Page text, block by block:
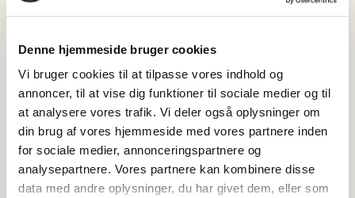
Denne hjemmeside bruger cookies
Vi bruger cookies til at tilpasse vores indhold og
annoncer, til at vise dig funktioner til sociale medier og til
at analysere vores trafik. Vi deler også oplysninger om
din brug af vores hjemmeside med vores partnere inden
for sociale medier, annonceringspartnere og
analysepartnere. Vores partnere kan kombinere disse
data med andre oplysninger, du har givet dem, eller som